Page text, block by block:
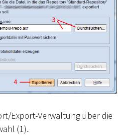
Export-Verwaltung über die
(1).